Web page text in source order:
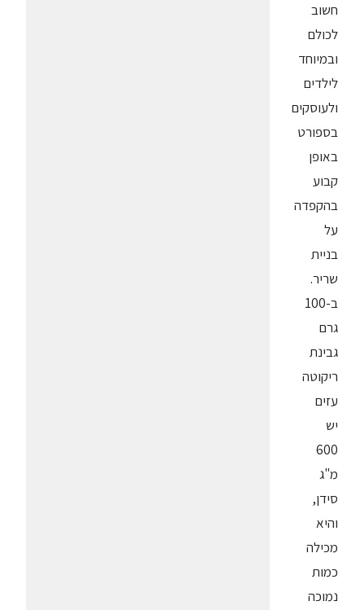
חשוב
לכולם
ובמיוחד
לילדים
ולעוסקים
בספורט
באופן
קבוע
בהקפדה
על
בניית
שריר.
ב-100
גרם
גבינת
ריקוטה
עזים
יש
600
מ"ג
סידן,
והיא
מכילה
כמות
נמוכה